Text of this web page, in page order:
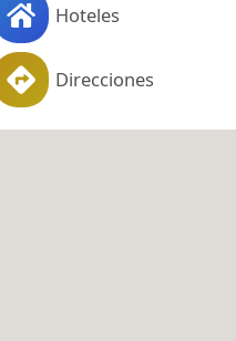
Hoteles
Direcciones